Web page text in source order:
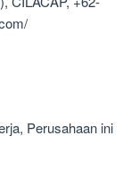
Perusahaan ini